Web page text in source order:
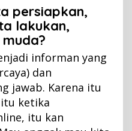
persiapkan,
lakukan,
informan yang
dan
jawab. Karena itu
ketika
itu kan